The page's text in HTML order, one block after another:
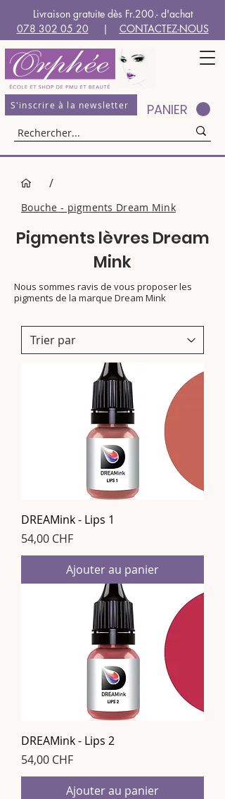
Livraison gratuite dès Fr.200.- d'achat
078 302 05 20 | CONTACTEZ-NOUS
S'inscrire à la newsletter PANIER
/
Bouche - pigments Dream Mink
Pigments lèvres Dream
Mink
Nous sommes ravis de vous proposer les
pigments de la marque Dream Mink
DREAMink - Lips 1
Prix
54,00 CHF
Ajouter au panier
DREAMink - Lips 2
Prix
54,00 CHF
Ajouter au panier